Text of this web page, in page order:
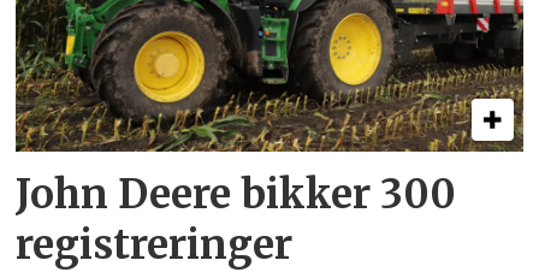
John Deere bikker 300
registreringer